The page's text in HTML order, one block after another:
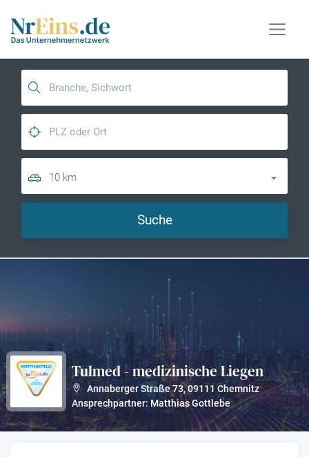
10 km
Suche
Tulmed - medizinische Liegen ?
Annaberger Straße 73,09111 Chemnitz
Ansprechpartner: Matthias Gottlebe